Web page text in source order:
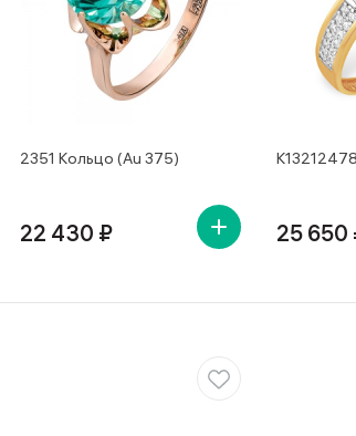
2351 Кольцо (Au 375)
22 430 ₽ 25 650